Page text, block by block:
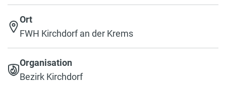
Ort
FWH Kirchdorf an der Krems
Organisation
Bezirk Kirchdorf